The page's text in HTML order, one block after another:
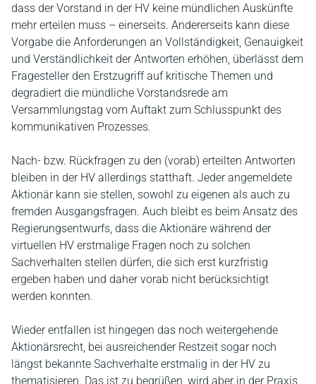
dass der Vorstand in der HV keine mündlichen Auskünfte
mehr erteilen muss – einerseits. Andererseits kann diese
Vorgabe die Anforderungen an Vollständigkeit, Genauigkeit
und Verständlichkeit der Antworten erhöhen, überlässt dem
Fragesteller den Erstzugriff auf kritische Themen und
degradiert die mündliche Vorstandsrede am
Versammlungstag vom Auftakt zum Schlusspunkt des
kommunikativen Prozesses.
Nach- bzw. Rückfragen zu den (vorab) erteilten Antworten
bleiben in der HV allerdings statthaft. Jeder angemeldete
Aktionär kann sie stellen, sowohl zu eigenen als auch zu
fremden Ausgangsfragen. Auch bleibt es beim Ansatz des
Regierungsentwurfs, dass die Aktionäre während der
virtuellen HV erstmalige Fragen noch zu solchen
Sachverhalten stellen dürfen, die sich erst kurzfristig
ergeben haben und daher vorab nicht berücksichtigt
werden konnten.
Wieder entfallen ist hingegen das noch weitergehende
Aktionärsrecht, bei ausreichender Restzeit sogar noch
längst bekannte Sachverhalte erstmalig in der HV zu
thematisieren. Das ist zu begrüßen, wird aber in der Praxis